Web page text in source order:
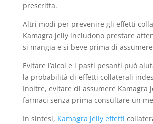
prescritta.
Altri modi per prevenire gli effetti
Kamagra jelly includono prestare
si mangia e si beve prima di
Evitare l’alcol e i pasti pesanti può
la probabilità di effetti collaterali
Inoltre, evitare di assumere Kamagra
farmaci senza prima consultare un
In sintesi, Kamagra jelly effetti